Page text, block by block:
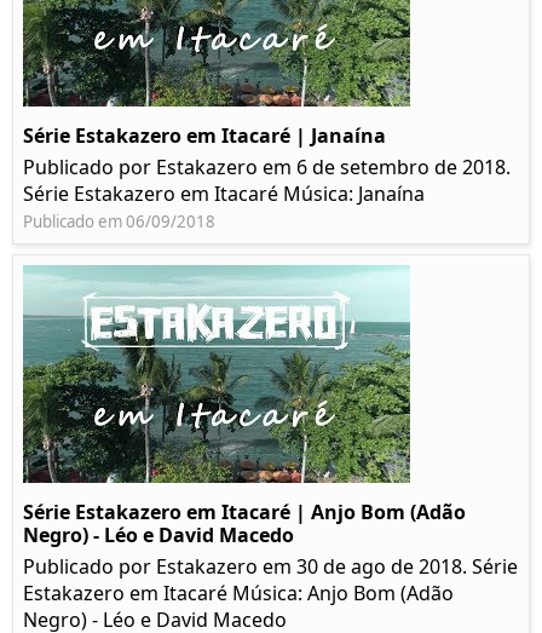
Série Estakazero em Itacaré | Janaína
Publicado por Estakazero em 6 de setembro de 2018.
Série Estakazero em Itacaré Música: Janaína
Publicado em 06/09/2018
Série Estakazero em Itacaré | Anjo Bom (Adão
Negro) - Léo e David Macedo
Publicado por Estakazero em 30 de ago de 2018. Série
Estakazero em Itacaré Música: Anjo Bom (Adão
Negro) - Léo e David Macedo